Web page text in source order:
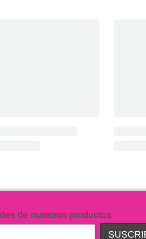
de nuestros productos